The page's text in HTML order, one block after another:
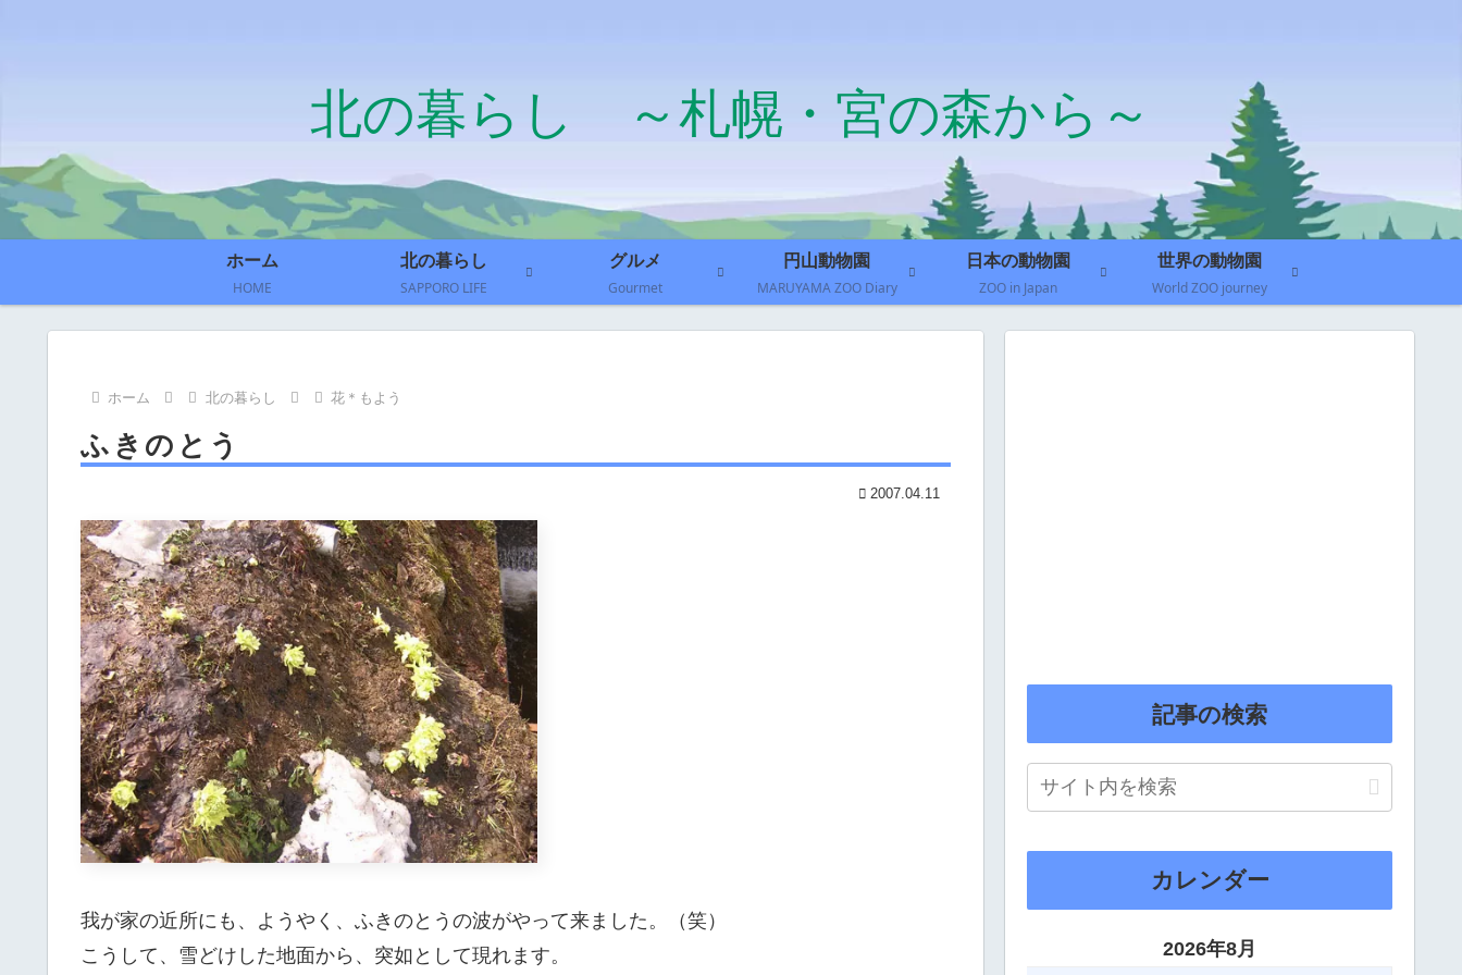
北の暮らし ～札幌・宮の森から～
ホーム
HOME
北の暮らし
SAPPORO LIFE
グルメ
Gourmet
円山動物園
MARUYAMA ZOO Diary
日本の動物園
ZOO in Japan
世界の動物園
World ZOO journey
ホーム 北の暮らし 花＊もよう
ふきのとう
2007.04.11
我が家の近所にも、ようやく、ふきのとうの波がやって来ました。（笑）
こうして、雪どけした地面から、突如として現れます。
記事の検索
カレンダー
2026年8月